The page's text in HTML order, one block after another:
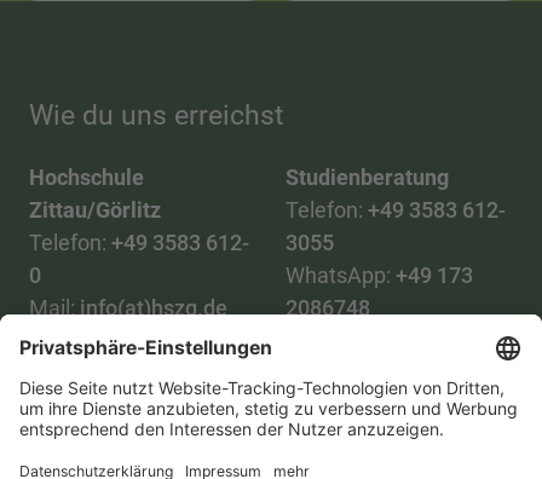
Wie du uns erreichst
Hochschule
Zittau/Görlitz
Telefon: +49 3583 612-
0
Mail: info(at)hszg.de
Studienberatung
Telefon: +49 3583 612-
3055
WhatsApp: +49 173
2086748
Alle StudiengängeDatenschutz